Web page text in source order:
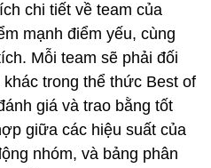
chi tiết về team của
mạnh điểm yếu, cùng
Mỗi team sẽ phải đối
trong thể thức Best of
giá và trao bằng tốt
giữa các hiệu suất của
nhóm, và bảng phân